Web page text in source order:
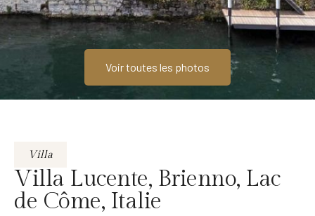
Voir toutes les photos
Villa
Villa Lucente, Brienno, Lac
de Côme, Italie